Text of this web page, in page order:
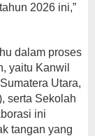
2026 ini,”
dalam proses
yaitu Kanwil
Utara,
serta Sekolah
ini
tangan yang